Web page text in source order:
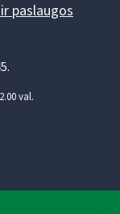
paslaugos
val.